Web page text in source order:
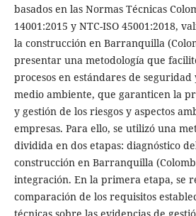
basados en las Normas Técnicas
14001:2015 y NTC-ISO 45001:2018,
la construcción en Barranquilla
presentar una metodología que
procesos en estándares de
medio ambiente, que garanticen la
y gestión de los riesgos y aspectos
empresas. Para ello, se utilizó una
dividida en dos etapas: diagnóstico
construcción en Barranquilla
integración. En la primera etapa, se
comparación de los requisitos